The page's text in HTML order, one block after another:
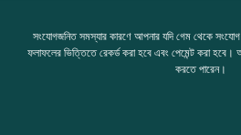
সংযোগজনিত সমস্যার কারণে আপনার যদি গেম থেকে সংযোগ
ফলাফলের ভিত্তিতে রেকর্ড করা হবে এবং পেমেন্ট করা
করতে পারেন।